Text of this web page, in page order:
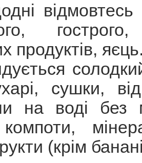
продуктів,
сушки,
на воді без
(крім